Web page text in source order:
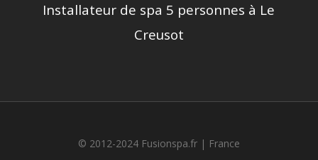
Installateur de spa 5 personnes à Le
Creusot
© 2012-2024 Fusionspa.fr | France